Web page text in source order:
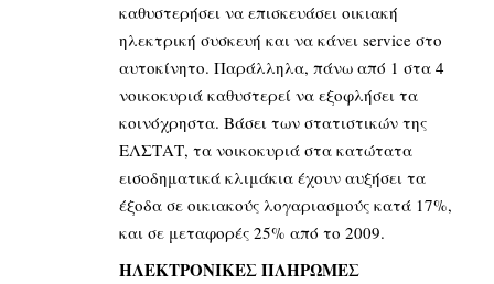
καθυστερήσει να επισκευάσει οικιακή
ηλεκτρική συσκευή και να κάνει service στο
αυτοκίνητο. Παράλληλα, πάνω από 1 στα 4
νοικοκυριά καθυστερεί να εξοφλήσει τα
κοινόχρηστα. Βάσει των στατιστικών της
ΕΛΣΤΑΤ, τα νοικοκυριά στα κατώτατα
εισοδηματικά κλιμάκια έχουν αυξήσει τα
έξοδα σε οικιακούς λογαριασμούς κατά 17%,
και σε μεταφορές 25% από το 2009.
ΗΛΕΚΤΡΟΝΙΚΕΣ ΠΛΗΡΩΜΕΣ